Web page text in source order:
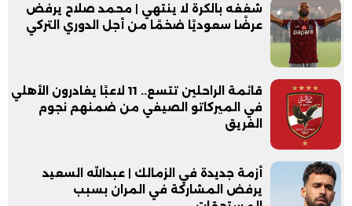
شغفه بالكرة لا ينتهي | محمد صلاح يرفض
عرضًا سعوديًا ضخمًا من أجل الدوري التركي
قائمة الراحلين تتسع.. 11 لاعبًا يغادرون الأهلي
في الميركاتو الصيفي من ضمنهم نجوم
الفريق
أزمة جديدة في الزمالك | عبدالله السعيد
يرفض المشاركة في المران بسبب